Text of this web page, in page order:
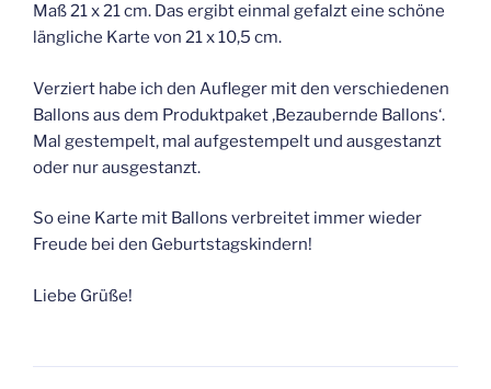
Maß 21 x 21 cm. Das ergibt einmal gefalzt eine schöne
längliche Karte von 21 x 10,5 cm.
Verziert habe ich den Aufleger mit den verschiedenen
Ballons aus dem Produktpaket ‚Bezaubernde Ballons‘.
Mal gestempelt, mal aufgestempelt und ausgestanzt
oder nur ausgestanzt.
So eine Karte mit Ballons verbreitet immer wieder
Freude bei den Geburtstagskindern!
Liebe Grüße!